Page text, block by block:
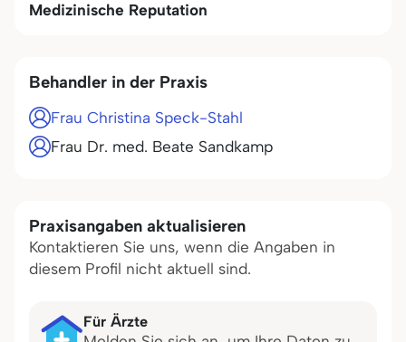
Medizinische Reputation
Behandler in der Praxis
Frau Christina Speck-Stahl
Frau Dr. med. Beate Sandkamp
Praxisangaben aktualisieren
Kontaktieren Sie uns, wenn die Angaben in
diesem Profil nicht aktuell sind.
Für Ärzte